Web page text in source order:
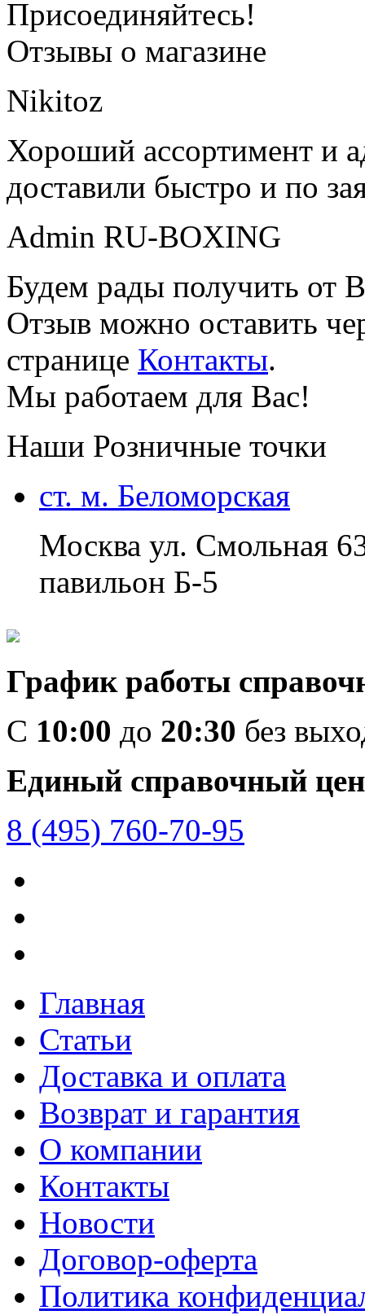
Присоединяйтесь!
Отзывы о магазине
Nikitoz
Хороший ассортимент и
доставили быстро и по
Admin RU-BOXING
Будем рады получить от
Отзыв можно оставить
странице Контакты.
Мы работаем для Вас!
Наши Розничные точки
ст. м. Беломорская
Москва ул. Смольная
павильон Б-5
График работы
C 10:00 до 20:30 без
Единый справочный
8 (495) 760-70-95
Главная
Статьи
Доставка и оплата
Возврат и гарантия
О компании
Контакты
Новости
Договор-оферта
Политика